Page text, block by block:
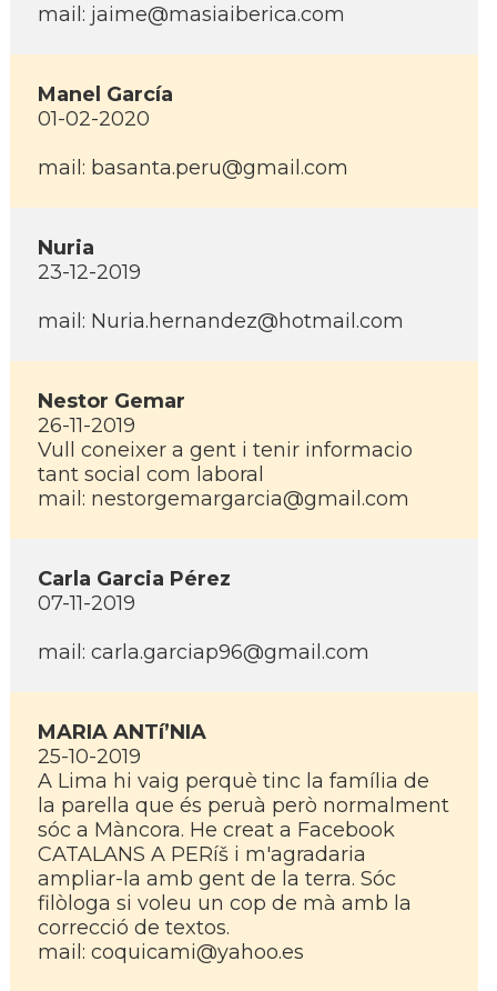
mail: jaime@masiaiberica.com
Manel García
01-02-2020
mail: basanta.peru@gmail.com
Nuria
23-12-2019
mail: Nuria.hernandez@hotmail.com
Nestor Gemar
26-11-2019
Vull coneixer a gent i tenir informacio
tant social com laboral
mail: nestorgemargarcia@gmail.com
Carla Garcia Pérez
07-11-2019
mail: carla.garciap96@gmail.com
MARIA ANTí’NIA
25-10-2019
A Lima hi vaig perquè tinc la famí­lia de
la parella que és peruà però normalment
sóc a Màncora. He creat a Facebook
CATALANS A PERíš i m'agradaria
ampliar-la amb gent de la terra. Sóc
filòloga si voleu un cop de mà amb la
correcció de textos.
mail: coquicami@yahoo.es